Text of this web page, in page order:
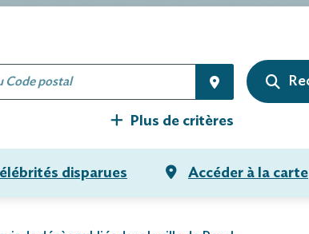
Plus de critères
disparues Accéder à la carte